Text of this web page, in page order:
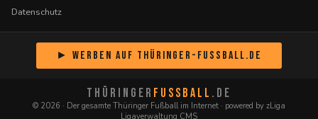
Datenschutz
► Werben auf Thüringer-Fussball.de
THÜRINGER FUSSBALL .DE
© 2026 · Der gesamte Thüringer Fußball im Internet · powered by zLiga
Ligaverwaltung CMS